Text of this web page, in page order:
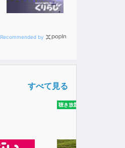
Recommended by
すべて見る
聴き放題